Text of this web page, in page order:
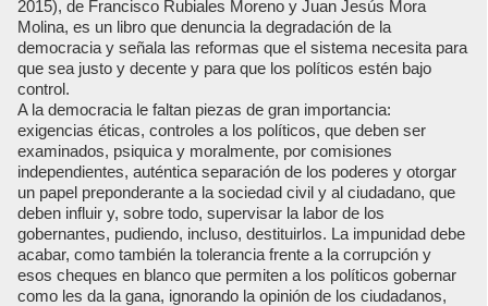
2015), de Francisco Rubiales Moreno y Juan Jesús Mora
Molina, es un libro que denuncia la degradación de la
democracia y señala las reformas que el sistema necesita para
que sea justo y decente y para que los políticos estén bajo
control.
A la democracia le faltan piezas de gran importancia:
exigencias éticas, controles a los políticos, que deben ser
examinados, psiquica y moralmente, por comisiones
independientes, auténtica separación de los poderes y otorgar
un papel preponderante a la sociedad civil y al ciudadano, que
deben influir y, sobre todo, supervisar la labor de los
gobernantes, pudiendo, incluso, destituirlos. La impunidad debe
acabar, como también la tolerancia frente a la corrupción y
esos cheques en blanco que permiten a los políticos gobernar
como les da la gana, ignorando la opinión de los ciudadanos,